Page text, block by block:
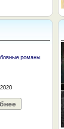
романы